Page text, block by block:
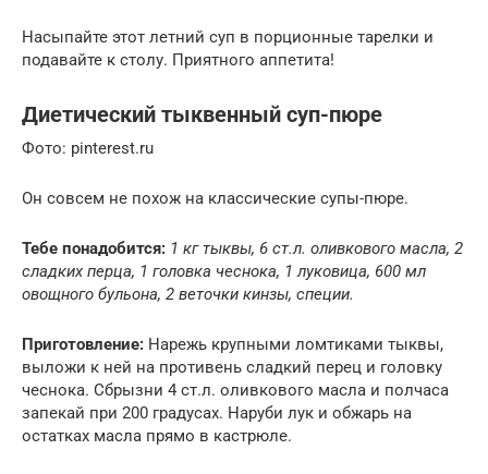
Насыпайте этот летний суп в порционные тарелки и
подавайте к столу. Приятного аппетита!
Диетический тыквенный суп-пюре
Фото: pinterest.ru
Он совсем не похож на классические супы-пюре.
Тебе понадобится: 1 кг тыквы, 6 ст.л. оливкового масла, 2
сладких перца, 1 головка чеснока, 1 луковица, 600 мл
овощного бульона, 2 веточки кинзы, специи.
Приготовление: Нарежь крупными ломтиками тыквы,
выложи к ней на противень сладкий перец и головку
чеснока. Сбрызни 4 ст.л. оливкового масла и полчаса
запекай при 200 градусах. Наруби лук и обжарь на
остатках масла прямо в кастрюле.